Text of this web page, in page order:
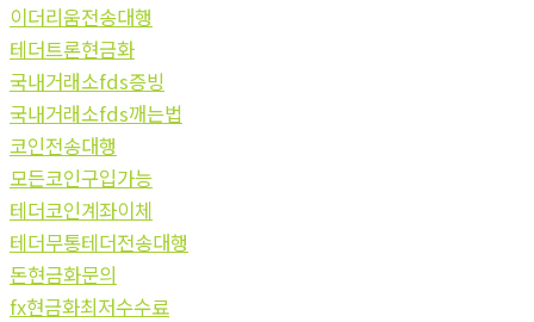
이더리움전송대행
테더트론현금화
국내거래소fds증빙
국내거래소fds깨는법
코인전송대행
모든코인구입가능
테더코인계좌이체
테더무통테더전송대행
돈현금화문의
fx현금화최저수수료